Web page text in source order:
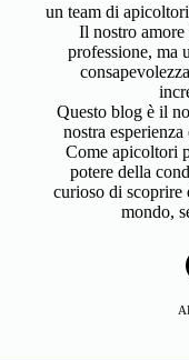
un team di
Il nostro amore
professione, ma
Questo blog è il
nostra
Come apicoltori
potere della
curioso di scoprire
mondo,